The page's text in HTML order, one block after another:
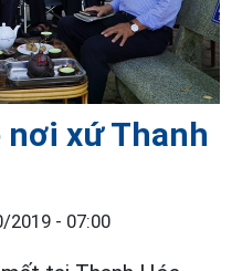
nơi xứ Thanh
2019 - 07:00